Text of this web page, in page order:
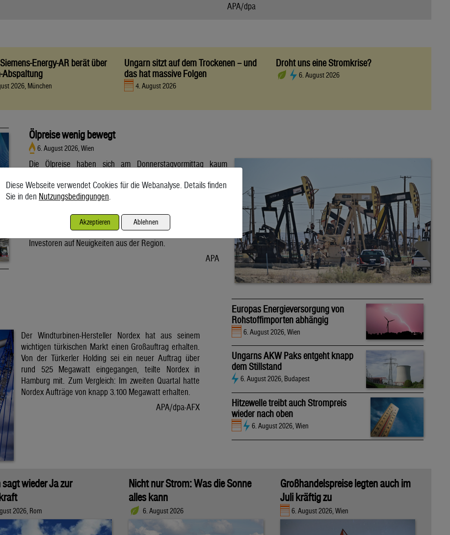
APA/dpa
Energy-AR berät über
Abspaltung
2026, München
Ungarn sitzt auf dem Trockenen – und
das hat massive Folgen
4. August 2026
Droht uns eine Stromkrise?
6. August 2026
Ölpreise wenig bewegt
6. August 2026, Wien
Die Ölpreise haben sich am Donnerstagvormittag kaum
Brent aus der Nordsee mit Lieferung Oktober kostete am
Vormittag 79,75 US-Dollar und damit 0,4 Prozent mehr als am
80 Dollar. Unter diese ist er am Dienstag wegen der Hoffnung
auf eine Lösung im Iran-Krieg gesunken. Seitdem warten
Investoren auf Neuigkeiten aus der Region.
APA
Der Windturbinen-Hersteller Nordex hat aus seinem
wichtigen türkischen Markt einen Großauftrag erhalten.
Von der Türkerler Holding sei ein neuer Auftrag über
rund 525 Megawatt eingegangen, teilte Nordex in
Hamburg mit. Zum Vergleich: Im zweiten Quartal hatte
Nordex Aufträge von knapp 3.100 Megawatt erhalten.
APA/dpa-AFX
Europas Energieversorgung von
Rohstoffimporten abhängig
6. August 2026, Wien
Ungarns AKW Paks entgeht knapp
dem Stillstand
6. August 2026, Budapest
Hitzewelle treibt auch Strompreis
wieder nach oben
6. August 2026, Wien
wieder Ja zur
2026, Rom
Nicht nur Strom: Was die Sonne
alles kann
6. August 2026
Großhandelspreise legten auch im
Juli kräftig zu
6. August 2026, Wien
Diese Webseite verwendet Cookies für die Webanalyse. Details finden
Sie in den Nutzungsbedingungen.
Akzeptieren Ablehnen